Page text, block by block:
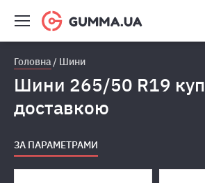
Головна Шини
Шини 265/50 R19
доставкою
ЗА ПАРАМЕТРАМИ